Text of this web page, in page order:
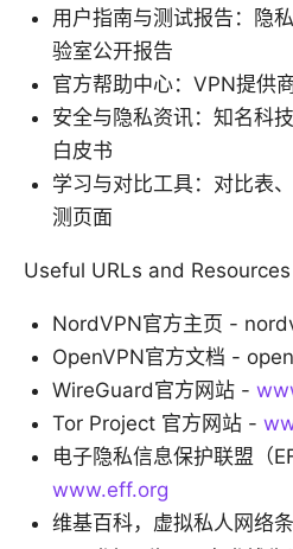
用户指南与测试报告：隐
验室公开报告
官方帮助中心：VPN提供
安全与隐私资讯：知名科
白皮书
学习与对比工具：对比表
测页面
Useful URLs and
NordVPN官方主页 -
OpenVPN官方文档 -
WireGuard官方网站 -
Tor Project 官方网站 -
电子隐私信息保护联盟（
www.eff.org
维基百科，虚拟私人网络